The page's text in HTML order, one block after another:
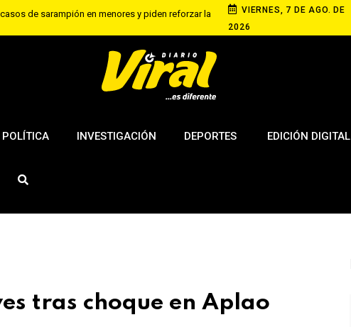
de sarampión en menores y piden reforzar la
en campaña: riesgo para transparencia
VIERNES, 7 DE AGO. DE
2026
POLÍTICA INVESTIGACIÓN DEPORTES EDICIÓN DIGITAL
tras choque en Aplao